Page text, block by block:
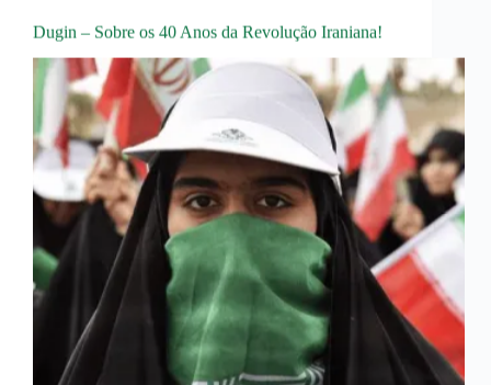
Dugin – Sobre os 40 Anos da Revolução Iraniana!